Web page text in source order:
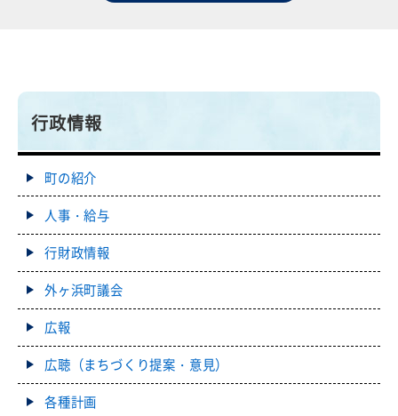
行政情報
町の紹介
人事・給与
行財政情報
外ヶ浜町議会
広報
広聴（まちづくり提案・意見）
各種計画